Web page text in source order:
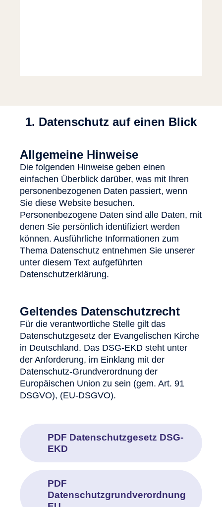
1. Datenschutz auf einen Blick
Allgemeine Hinweise
Die folgenden Hinweise geben einen
einfachen Überblick darüber, was mit Ihren
personenbezogenen Daten passiert, wenn
Sie diese Website besuchen.
Personenbezogene Daten sind alle Daten, mit
denen Sie persönlich identifiziert werden
können. Ausführliche Informationen zum
Thema Datenschutz entnehmen Sie unserer
unter diesem Text aufgeführten
Datenschutzerklärung.
Geltendes Datenschutzrecht
Für die verantwortliche Stelle gilt das
Datenschutzgesetz der Evangelischen Kirche
in Deutschland. Das DSG-EKD steht unter
der Anforderung, im Einklang mit der
Datenschutz-Grundverordnung der
Europäischen Union zu sein (gem. Art. 91
DSGVO), (EU-DSGVO).
PDF Datenschutzgesetz DSG-
EKD
PDF
Datenschutzgrundverordnung